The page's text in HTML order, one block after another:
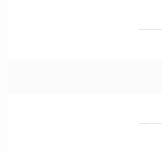
-------
-------